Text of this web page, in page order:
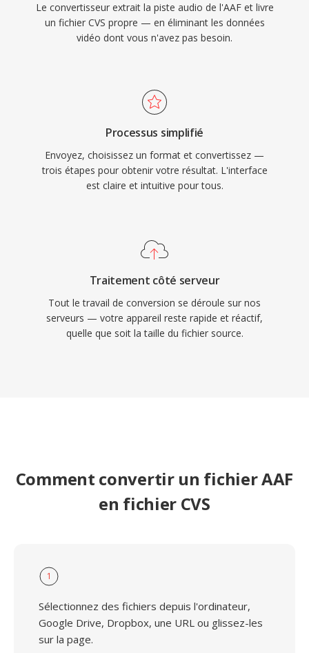
Le convertisseur extrait la piste audio de l'AAF et livre
un fichier CVS propre — en éliminant les données
vidéo dont vous n'avez pas besoin.
Processus simplifié
Envoyez, choisissez un format et convertissez —
trois étapes pour obtenir votre résultat. L'interface
est claire et intuitive pour tous.
Traitement côté serveur
Tout le travail de conversion se déroule sur nos
serveurs — votre appareil reste rapide et réactif,
quelle que soit la taille du fichier source.
Comment convertir un fichier AAF
en fichier CVS
1
Sélectionnez des fichiers depuis l'ordinateur,
Google Drive, Dropbox, une URL ou glissez-les
sur la page.